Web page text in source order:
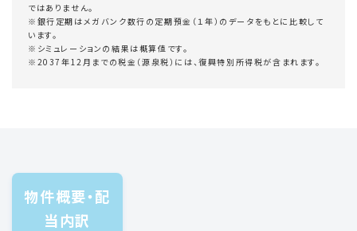
ではありません。
※銀行定期はメガバンク数行の定期預金（１年）のデータをもとに比較して
います。
※シミュレーションの結果は概算値です。
※2037年12月までの税金（源泉税）には、復興特別所得税が含まれます。
物件概要・配
当内訳